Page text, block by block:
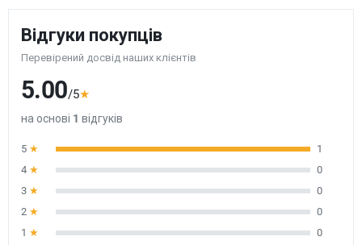
Відгуки покупців
Перевірений досвід наших клієнтів
5.00/5★
на основі 1 відгуків
5 ★
1
4 ★
0
3 ★
0
2 ★
0
1 ★ 0